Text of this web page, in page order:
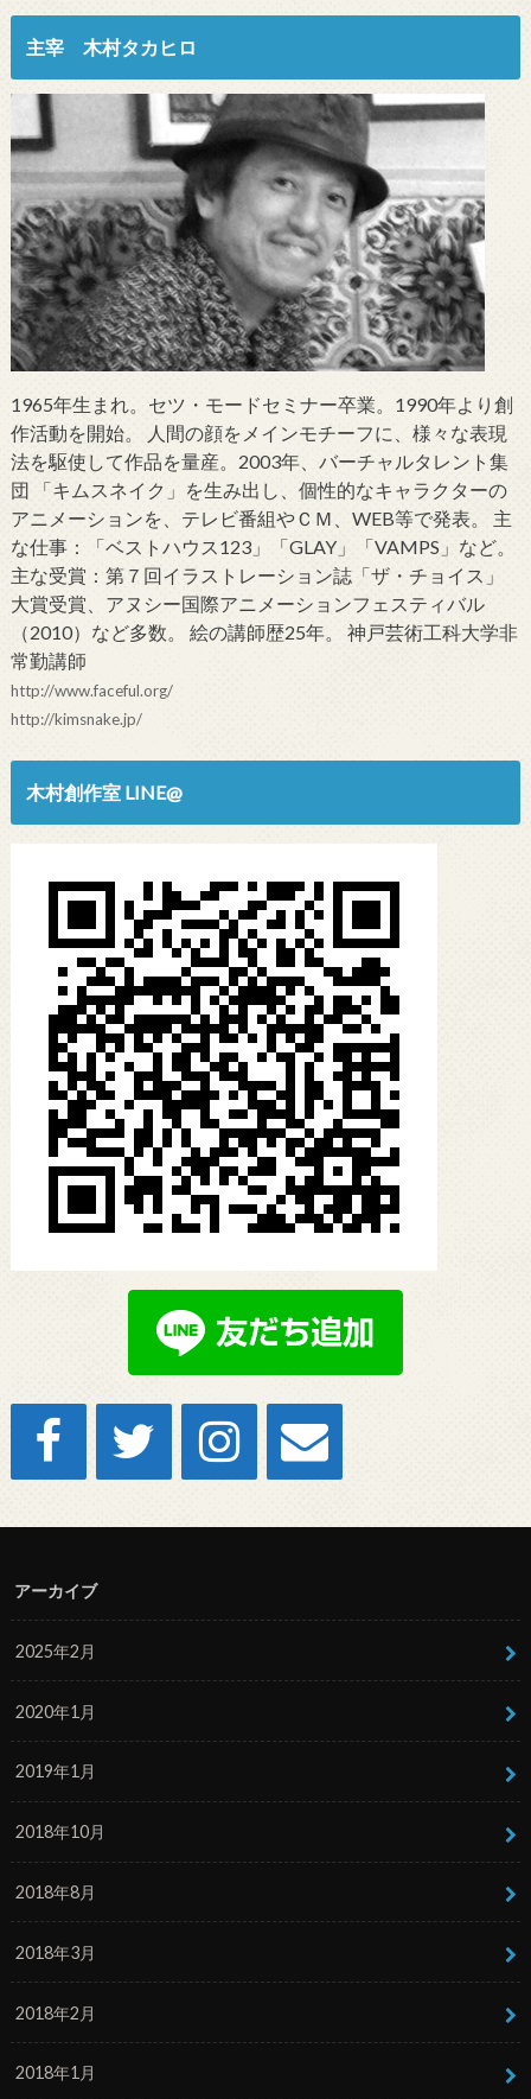
主宰 木村タカヒロ
1965年生まれ。セツ・モードセミナー卒業。1990年より創
作活動を開始。 人間の顔をメインモチーフに、様々な表現
法を駆使して作品を量産。2003年、バーチャルタレント集
団 「キムスネイク」を生み出し、個性的なキャラクターの
アニメーションを、テレビ番組やＣＭ、WEB等で発表。 主
な仕事：「ベストハウス123」「GLAY」「VAMPS」など。
主な受賞：第７回イラストレーション誌「ザ・チョイス」
大賞受賞、アヌシー国際アニメーションフェスティバル
（2010）など多数。 絵の講師歴25年。 神戸芸術工科大学非
常勤講師
http://www.faceful.org/
http://kimsnake.jp/
木村創作室 LINE@
アーカイブ
2025年2月
2020年1月
2019年1月
2018年10月
2018年8月
2018年3月
2018年2月
2018年1月